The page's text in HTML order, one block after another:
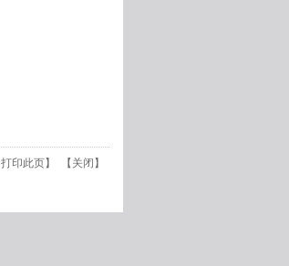
打印此页】 【 关闭 】